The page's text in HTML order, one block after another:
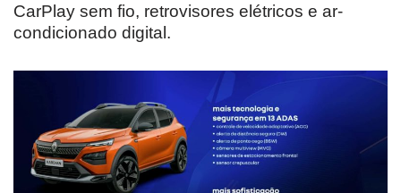
CarPlay sem fio, retrovisores elétricos e ar-
condicionado digital.